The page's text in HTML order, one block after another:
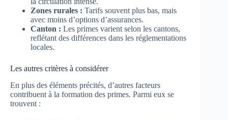
Zones rurales : Tarifs souvent plus bas, mais
avec moins d’options d’assurances.
Canton : Les primes varient selon les cantons,
reflétant des différences dans les réglementations
locales.
Les autres critères à considérer
En plus des éléments précités, d’autres facteurs
contribuent à la formation des primes. Parmi eux se
trouvent :